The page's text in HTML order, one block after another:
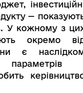
—
У кожному з
окремо
є
параметрів